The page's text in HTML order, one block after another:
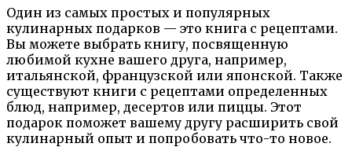
Один из самых простых и популярных
кулинарных подарков — это книга с рецептами.
Вы можете выбрать книгу, посвященную
любимой кухне вашего друга, например,
итальянской, французской или японской. Также
существуют книги с рецептами определенных
блюд, например, десертов или пиццы. Этот
подарок поможет вашему другу расширить свой
кулинарный опыт и попробовать что-то новое.